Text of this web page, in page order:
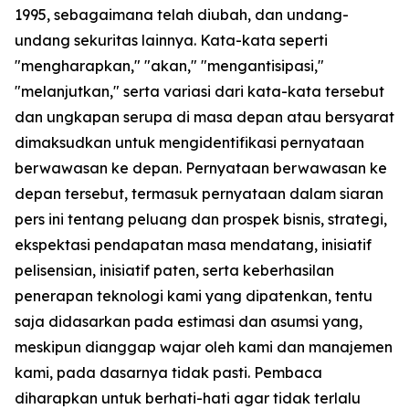
1995, sebagaimana telah diubah, dan undang-
undang sekuritas lainnya. Kata-kata seperti
"mengharapkan," "akan," "mengantisipasi,"
"melanjutkan," serta variasi dari kata-kata tersebut
dan ungkapan serupa di masa depan atau bersyarat
dimaksudkan untuk mengidentifikasi pernyataan
berwawasan ke depan. Pernyataan berwawasan ke
depan tersebut, termasuk pernyataan dalam siaran
pers ini tentang peluang dan prospek bisnis, strategi,
ekspektasi pendapatan masa mendatang, inisiatif
pelisensian, inisiatif paten, serta keberhasilan
penerapan teknologi kami yang dipatenkan, tentu
saja didasarkan pada estimasi dan asumsi yang,
meskipun dianggap wajar oleh kami dan manajemen
kami, pada dasarnya tidak pasti. Pembaca
diharapkan untuk berhati-hati agar tidak terlalu